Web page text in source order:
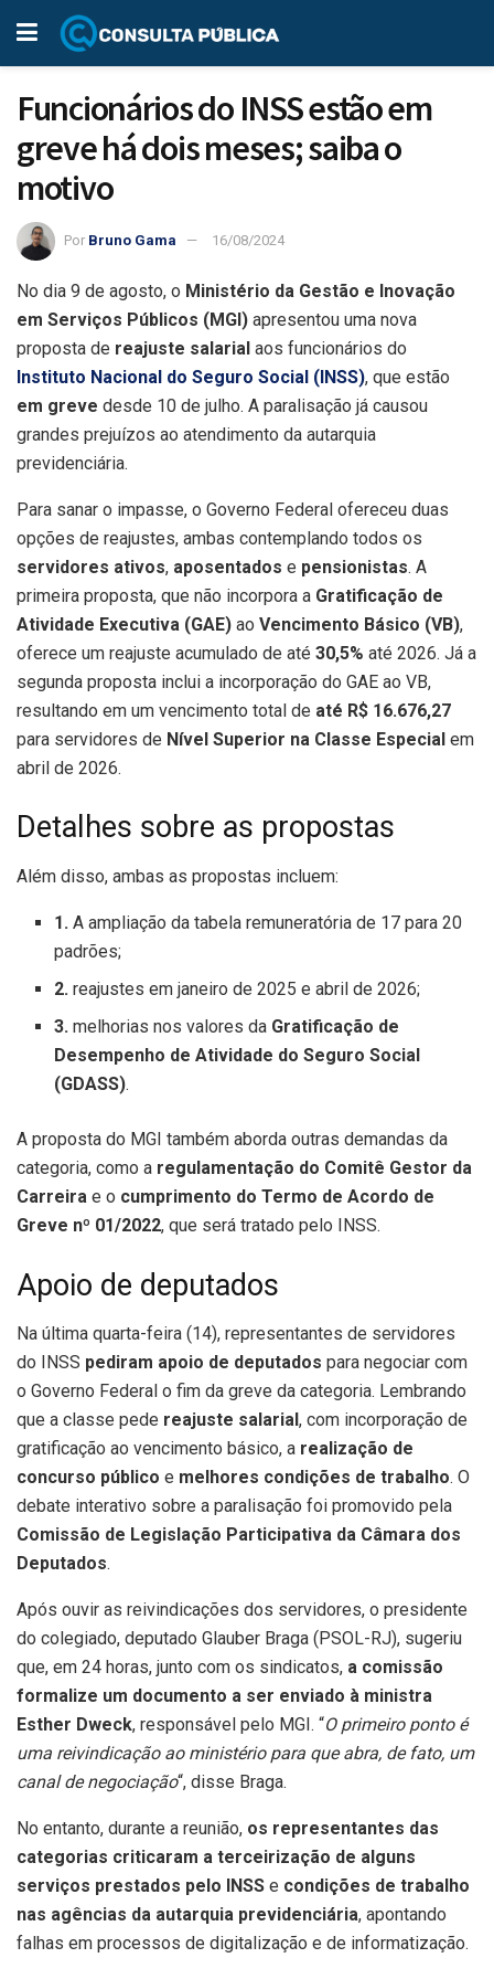
Funcionários do INSS estão em
greve há dois meses; saiba o
motivo
Por Bruno Gama 16/08/2024
No dia 9 de agosto, o Ministério da Gestão e Inovação
em Serviços Públicos (MGI) apresentou uma nova
proposta de reajuste salarial aos funcionários do
Instituto Nacional do Seguro Social (INSS), que estão
em greve desde 10 de julho. A paralisação já causou
grandes prejuízos ao atendimento da autarquia
previdenciária.
Para sanar o impasse, o Governo Federal ofereceu duas
opções de reajustes, ambas contemplando todos os
servidores ativos, aposentados e pensionistas. A
primeira proposta, que não incorpora a Gratificação de
Atividade Executiva (GAE) ao Vencimento Básico (VB),
oferece um reajuste acumulado de até 30,5% até 2026. Já a
segunda proposta inclui a incorporação do GAE ao VB,
resultando em um vencimento total de até R$ 16.676,27
para servidores de Nível Superior na Classe Especial em
abril de 2026.
Detalhes sobre as propostas
Além disso, ambas as propostas incluem:
1.A ampliação da tabela remuneratória de 17 para 20
padrões;
2. reajustes em janeiro de 2025 e abril de 2026;
3.melhorias nos valores da Gratificação de
Desempenho de Atividade do Seguro Social
(GDASS).
A proposta do MGI também aborda outras demandas da
categoria, como a regulamentação do Comitê Gestor da
Carreira e o cumprimento do Termo de Acordo de
Greve nº 01/2022, que será tratado pelo INSS.
Apoio de deputados
Na última quarta-feira (14), representantes de servidores
do INSS pediram apoio de deputados para negociar com
o Governo Federal o fim da greve da categoria. Lembrando
que a classe pede reajuste salarial , com incorporação de
gratificação ao vencimento básico, a realização de
concurso público e melhores condições de trabalho. O
debate interativo sobre a paralisação foi promovido pela
Comissão de Legislação Participativa da Câmara dos
Deputados.
Após ouvir as reivindicações dos servidores, o presidente
do colegiado, deputado Glauber Braga (PSOL-RJ), sugeriu
que, em 24 horas, junto com os sindicatos, a comissão
formalize um documento a ser enviado à ministra
Esther Dweck, responsável pelo MGI. “O primeiro ponto é
uma reivindicação ao ministério para que abra, de fato, um
canal de negociação“, disse Braga.
No entanto, durante a reunião, os representantes das
categorias criticaram a terceirização de alguns
serviços prestados pelo INSS e condições de trabalho
nas agências da autarquia previdenciária, apontando
falhas em processos de digitalização e de informatização.